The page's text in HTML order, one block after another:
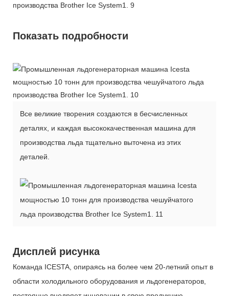
Показать подробности
Все великие творения создаются в бесчисленных
деталях, и каждая высококачественная машина для
производства льда тщательно выточена из этих
деталей.
Дисплей рисунка
Команда ICESTA, опираясь на более чем 20-летний опыт в
области холодильного оборудования и льдогенераторов,